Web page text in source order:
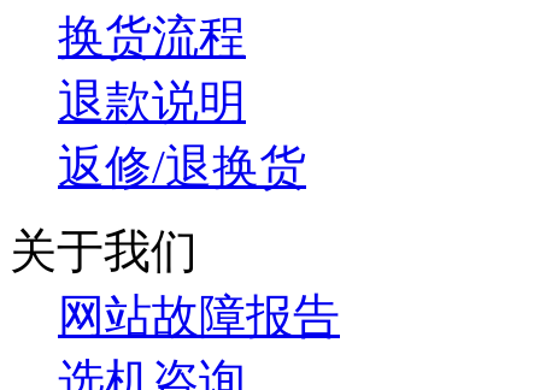
换货流程
退款说明
返修/退换货
关于我们
网站故障报告